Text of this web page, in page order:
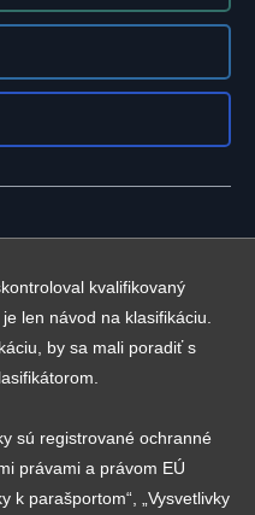
kvalifikovaný
len návod na klasifikáciu.
by sa mali poradiť s
sú registrované ochranné
právami a právom EÚ
k parašportom“, „Vysvetlivky